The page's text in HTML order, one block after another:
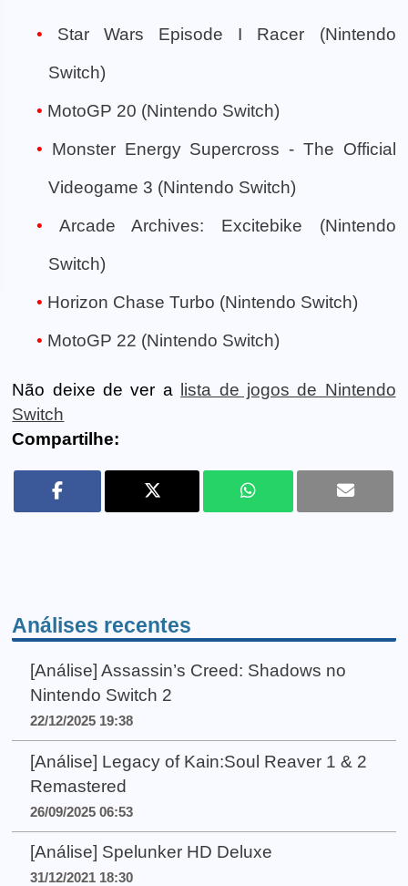
Star Wars Episode I Racer (Nintendo
Switch)
MotoGP 20 (Nintendo Switch)
Monster Energy Supercross - The Official
Videogame 3 (Nintendo Switch)
Arcade Archives: Excitebike (Nintendo
Switch)
Horizon Chase Turbo (Nintendo Switch)
MotoGP 22 (Nintendo Switch)
Não deixe de ver a
lista de jogos de Nintendo
Switch
Compartilhe:
Análises recentes
[Análise] Assassin’s Creed: Shadows no
Nintendo Switch 2
22/12/2025 19:38
[Análise] Legacy of Kain:Soul Reaver 1 & 2
Remastered
26/09/2025 06:53
[Análise] Spelunker HD Deluxe
31/12/2021 18:30